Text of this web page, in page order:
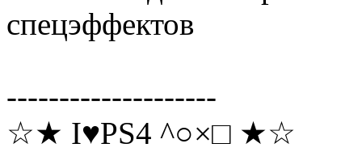
спецэффектов
--------------------
☆★ I♥PS4 ^○×□ ★☆